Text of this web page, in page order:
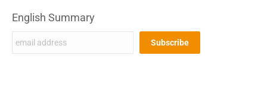
English Summary